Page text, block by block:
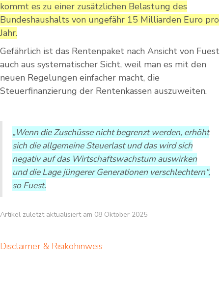
kommt es zu einer zusätzlichen Belastung des
Bundeshaushalts von ungefähr 15 Milliarden Euro pro
Jahr.
Gefährlich ist das Rentenpaket nach Ansicht von Fuest
auch aus systematischer Sicht, weil man es mit den
neuen Regelungen einfacher macht, die
Steuerfinanzierung der Rentenkassen auszuweiten.
„Wenn die Zuschüsse nicht begrenzt werden, erhöht
sich die allgemeine Steuerlast und das wird sich
negativ auf das Wirtschaftswachstum auswirken
und die Lage jüngerer Generationen verschlechtern“,
so Fuest.
Artikel zuletzt aktualisiert am 08 Oktober 2025
Disclaimer & Risikohinweis